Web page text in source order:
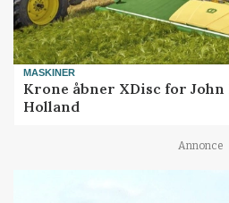
MASKINER
Krone åbner XDisc for John
Holland
Annonce